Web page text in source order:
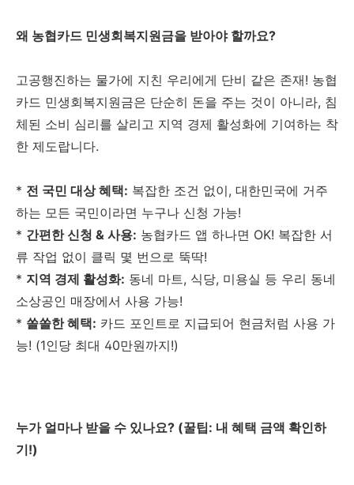
왜 농협카드 민생회복지원금을 받아야 할까요?
고공행진하는 물가에 지친 우리에게 단비 같은 존재! 농협
카드 민생회복지원금은 단순히 돈을 주는 것이 아니라, 침
체된 소비 심리를 살리고 지역 경제 활성화에 기여하는 착
한 제도랍니다.
* 전 국민 대상 혜택: 복잡한 조건 없이, 대한민국에 거주
하는 모든 국민이라면 누구나 신청 가능!
* 간편한 신청 & 사용: 농협카드 앱 하나면 OK! 복잡한 서
류 작업 없이 클릭 몇 번으로 뚝딱!
* 지역 경제 활성화: 동네 마트, 식당, 미용실 등 우리 동네
소상공인 매장에서 사용 가능!
* 쏠쏠한 혜택: 카드 포인트로 지급되어 현금처럼 사용 가
능! (1인당 최대 40만원까지!)
누가 얼마나 받을 수 있나요? (꿀팁: 내 혜택 금액 확인하
기!)